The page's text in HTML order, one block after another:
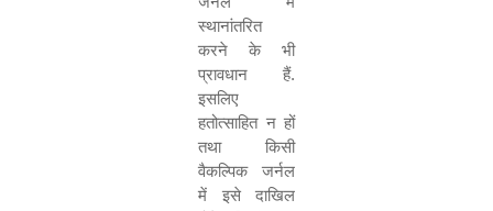
स्थानांतरित
करने के भी
प्रावधान हैं.
इसलिए
हतोत्साहित न हों
तथा किसी
वैकल्पिक जर्नल
में इसे दाखिल